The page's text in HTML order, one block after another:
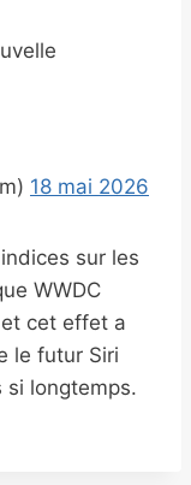
18 mai 2026
sur les
WWDC
cet effet a
le futur Siri
si longtemps.